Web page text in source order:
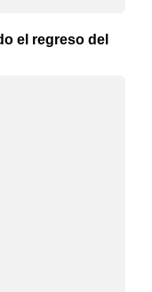
el regreso del